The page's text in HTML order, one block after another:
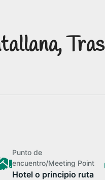
Tras
Punto de
encuentro/Meeting Point
Hotel o principio ruta